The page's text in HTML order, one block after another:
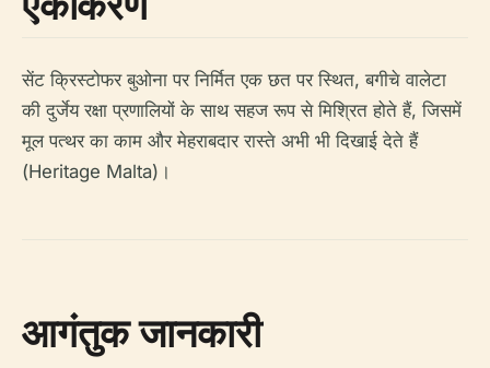
सेंट क्रिस्टोफर बुओना पर निर्मित एक छत पर स्थित, बगीचे वालेटा
की दुर्जेय रक्षा प्रणालियों के साथ सहज रूप से मिश्रित होते हैं, जिसमें
मूल पत्थर का काम और मेहराबदार रास्ते अभी भी दिखाई देते हैं
(Heritage Malta)।
आगंतुक जानकारी